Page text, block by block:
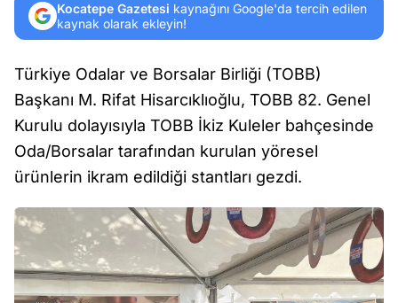
Kocatepe Gazetesi kaynağını Google'da tercih edilen
kaynak olarak ekleyin!
Türkiye Odalar ve Borsalar Birliği (TOBB)
Başkanı M. Rifat Hisarcıklıoğlu, TOBB 82. Genel
Kurulu dolayısıyla TOBB İkiz Kuleler bahçesinde
Oda/Borsalar tarafından kurulan yöresel
ürünlerin ikram edildiği stantları gezdi.